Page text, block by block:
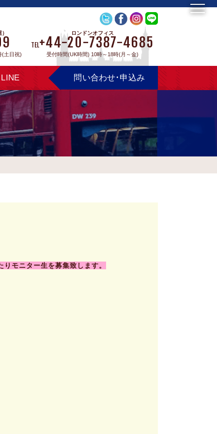
(土日祝)
ロンドンオフィス
TEL+44-20-7387-4685
受付時間(UK時間) 10時～18時(月～金)
LINE 問い合わせ･申込み
モニター生を募集致します。